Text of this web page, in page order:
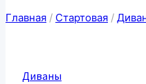
Главная / Стартовая /
Диваны